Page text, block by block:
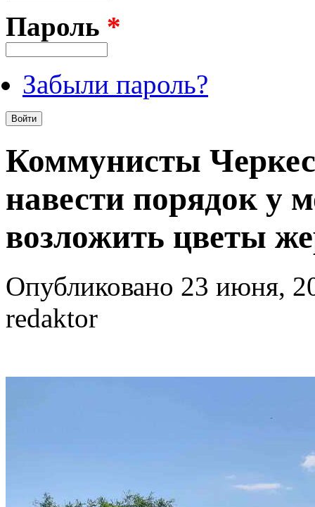
Пароль *
Забыли пароль?
Коммунисты
навести порядок у
возложить цветы
Опубликовано 23 июня,
redaktor